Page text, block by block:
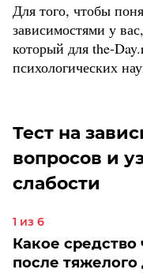
Для того, чтобы
зависимостями у
который для the-
психологических
Тест на
вопросов и
слабости
1 из 6
Какое средство
после тяжелого